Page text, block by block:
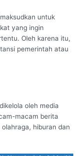
untuk
yang ingin
Oleh karena itu,
pemerintah atau
oleh media
macam berita
hiburan dan